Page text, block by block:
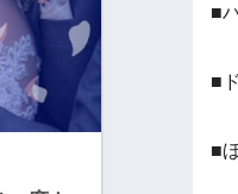
■
■
■